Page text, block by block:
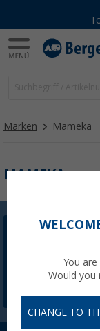
Marken Mameka
MAMEKA
5,- €You
Would you
CHANGE TO